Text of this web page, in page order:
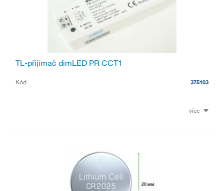
TL-přijímač dimLED PR CCT1
Kód 375103
více